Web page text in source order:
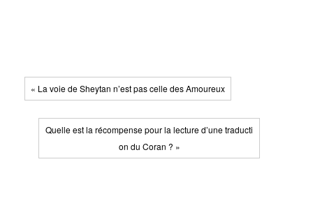
« La voie de Sheytan n’est pas celle des Amoureux
Quelle est la récompense pour la lecture d’une traducti
on du Coran ? »